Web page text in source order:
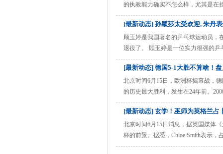
的执教能力确实不怎么样，尤其是在
实不是太好！在马琳的指导下，中国
主女乒之后，中国女乒在世界三大赛
许昕的场外指导！ 在东京 ......
[最新动态] 孙颖莎太受欢迎, 朱丹
顾玉婷是我国著名的乒乓球运动员，
退役了。 顾玉婷是一位实力很强的
内部竞争太大，顾玉婷很难打出来，
性格非常好，与队友的关系深厚。队
[最新动态] 德国5-1大胜不算啥！
北京时间6月15日，欧洲杯揭幕战，
的历史最大胜利，发生在24年前。
度，对手则送上乌龙大礼。 另外欧
员，其中包括杜布拉夫卡和库茨卡的
[最新动态] 玄学！巫师为英格兰
北京时间6月15日消息，据英国媒体
杯的前景。据悉，Chloe Smith表示
Chloe Smith表示，在对阵塞尔维亚